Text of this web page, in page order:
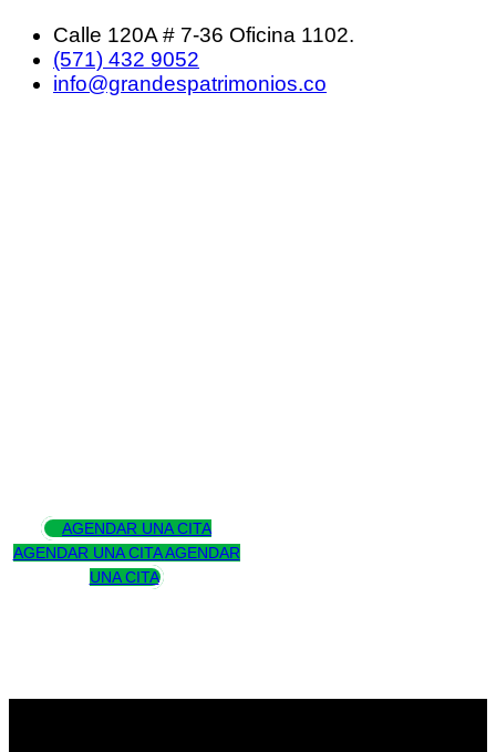
Calle 120A # 7-36 Oficina 1102.
(571) 432 9052
info@grandespatrimonios.co
AGENDAR UNA CITA
AGENDAR UNA CITA AGENDAR
UNA CITA